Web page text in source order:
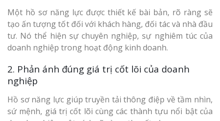
Một hồ sơ năng lực được thiết kế bài bản, rõ ràng sẽ
tạo ấn tượng tốt đối với khách hàng, đối tác và nhà đầu
tư. Nó thể hiện sự chuyên nghiệp, sự nghiêm túc của
doanh nghiệp trong hoạt động kinh doanh.
2. Phản ánh đúng giá trị cốt lõi của doanh
nghiệp
Hồ sơ năng lực giúp truyền tải thông điệp về tầm nhìn,
sứ mệnh, giá trị cốt lõi cùng các thành tựu nổi bật của